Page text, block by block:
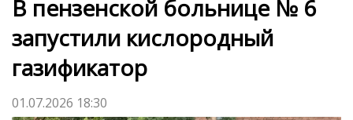
В пензенской больнице № 6
запустили кислородный
газификатор
01.07.2026 18:30